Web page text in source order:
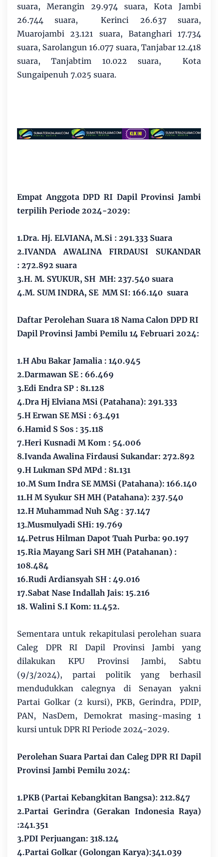
suara, Merangin 29.974 suara, Kota Jambi
26.744 suara, Kerinci 26.637 suara,
Muarojambi 23.121 suara, Batanghari 17.734
suara, Sarolangun 16.077 suara, Tanjabar 12.418
suara, Tanjabtim 10.022 suara, Kota
Sungaipenuh 7.025 suara.
Empat Anggota DPD RI Dapil Provinsi Jambi
terpilih Periode 2024-2029:
1.Dra. Hj. ELVIANA, M.Si : 291.333 Suara
2.IVANDA AWALINA FIRDAUSI SUKANDAR
: 272.892 suara
3.H. M. SYUKUR, SH MH: 237.540 suara
4.M. SUM INDRA, SE MM SI: 166.140 suara
Daftar Perolehan Suara 18 Nama Calon DPD RI
Dapil Provinsi Jambi Pemilu 14 Februari 2024:
1.H Abu Bakar Jamalia : 140.945
2.Darmawan SE : 66.469
3.Edi Endra SP : 81.128
4.Dra Hj Elviana MSi (Patahana): 291.333
5.H Erwan SE MSi : 63.491
6.Hamid S Sos : 35.118
7.Heri Kusnadi M Kom : 54.006
8.Ivanda Awalina Firdausi Sukandar: 272.892
9.H Lukman SPd MPd : 81.131
10.M Sum Indra SE MMSi (Patahana): 166.140
11.H M Syukur SH MH (Patahana): 237.540
12.H Muhammad Nuh SAg : 37.147
13.Musmulyadi SHi: 19.769
14.Petrus Hilman Dapot Tuah Purba: 90.197
15.Ria Mayang Sari SH MH (Patahanan) :
108.484
16.Rudi Ardiansyah SH : 49.016
17.Sabat Nase Indallah Jais: 15.216
18. Walini S.I Kom: 11.452.
Sementara untuk rekapitulasi perolehan suara
Caleg DPR RI Dapil Provinsi Jambi yang
dilakukan KPU Provinsi Jambi, Sabtu
(9/3/2024), partai politik yang berhasil
mendudukkan calegnya di Senayan yakni
Partai Golkar (2 kursi), PKB, Gerindra, PDIP,
PAN, NasDem, Demokrat masing-masing 1
kursi untuk DPR RI Periode 2024-2029.
Perolehan Suara Partai dan Caleg DPR RI Dapil
Provinsi Jambi Pemilu 2024:
1.PKB (Partai Kebangkitan Bangsa): 212.847
2.Partai Gerindra (Gerakan Indonesia Raya)
:241.351
3.PDI Perjuangan: 318.124
4.Partai Golkar (Golongan Karya):341.039